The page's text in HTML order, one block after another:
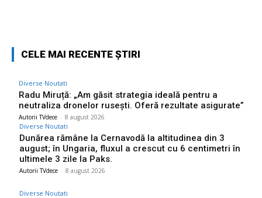
CELE MAI RECENTE ȘTIRI
Diverse Noutati
Radu Miruță: „Am găsit strategia ideală pentru a
neutraliza dronelor rusești. Oferă rezultate asigurate”
Autorii TVdece - 8 august 2026
Diverse Noutati
Dunărea rămâne la Cernavodă la altitudinea din 3
august; în Ungaria, fluxul a crescut cu 6 centimetri în
ultimele 3 zile la Paks.
Autorii TVdece - 8 august 2026
Diverse Noutati